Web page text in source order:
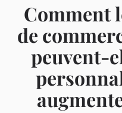
Comment
de
peuvent-